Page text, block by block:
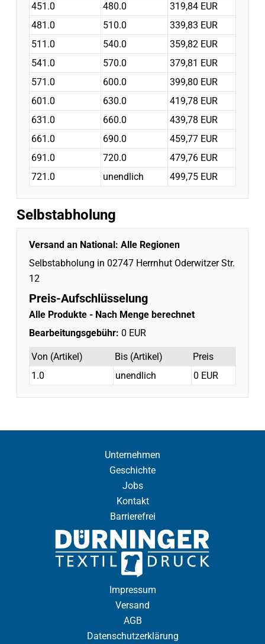
451.0
480.0
319,84 EUR
481.0
510.0
339,83 EUR
511.0
540.0
359,82 EUR
541.0
570.0
379,81 EUR
571.0
600.0
399,80 EUR
601.0
630.0
419,78 EUR
631.0
660.0
439,78 EUR
661.0
690.0
459,77 EUR
691.0
720.0
479,76 EUR
721.0
unendlich 499,75 EUR
Selbstabholung
Versand an National: Alle Regionen
Selbstabholung in 02747 Herrnhut Oderwitzer Str.
12
Preis-Aufschlüsselung
Alle Produkte - Nach Menge berechnet
Bearbeitungsgebühr: 0 EUR
Von (Artikel) Bis (Artikel)
Preis
1.0
unendlich 0 EUR
Unternehmen
Geschichte
Jobs
Kontakt
Barrierefrei
Impressum
Versand
AGB
Datenschutzerklärung